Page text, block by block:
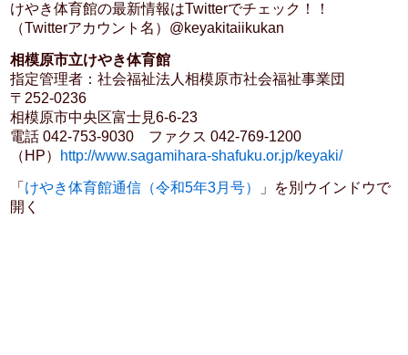
けやき体育館の最新情報はTwitterでチェック！！
（Twitterアカウント名）@keyakitaiikukan
相模原市立けやき体育館
指定管理者：社会福祉法人相模原市社会福祉事業団
〒252-0236
相模原市中央区富士見6-6-23
電話 042-753-9030 ファクス 042-769-1200
（HP）
http://www.sagamihara-shafuku.or.jp/keyaki/
「 けやき体育館通信（令和5年3月号）
」を別ウインドウで
開く